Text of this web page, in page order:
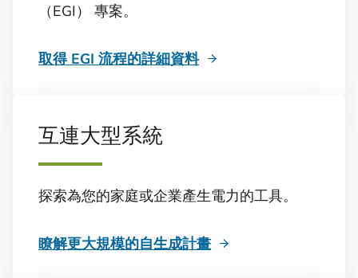
（EGI） 專案。
取得 EGI 流程的詳細資料
互連大型系統
探索為您的家庭或企業產生電力的工具。
瞭解更大規模的自生成計畫